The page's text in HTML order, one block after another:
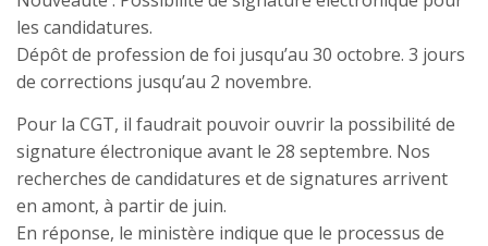
les candidatures.
Dépôt de profession de foi jusqu’au 30 octobre. 3 jours
de corrections jusqu’au 2 novembre.
Pour la CGT, il faudrait pouvoir ouvrir la possibilité de
signature électronique avant le 28 septembre. Nos
recherches de candidatures et de signatures arrivent
en amont, à partir de juin.
En réponse, le ministère indique que le processus de